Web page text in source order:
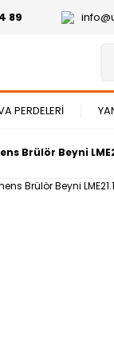
89
PERDELERİ
Brülör Beyni